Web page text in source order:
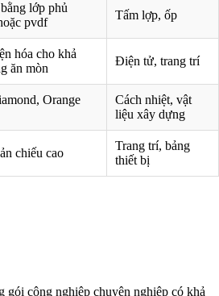
lớp phủ
pvdf
Tấm lợp, ốp
hóa cho khả
ăn mòn
Điện tử, trang trí
Orange
Cách nhiệt, vật
liệu xây dựng
chiếu cao
Trang trí, bảng
thiết bị
gói công nghiệp chuyên nghiệp có khả